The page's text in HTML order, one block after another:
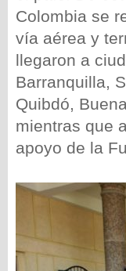
Colombia se
vía aérea y
llegaron a
Barranquilla,
Quibdó,
mientras que
apoyo de la